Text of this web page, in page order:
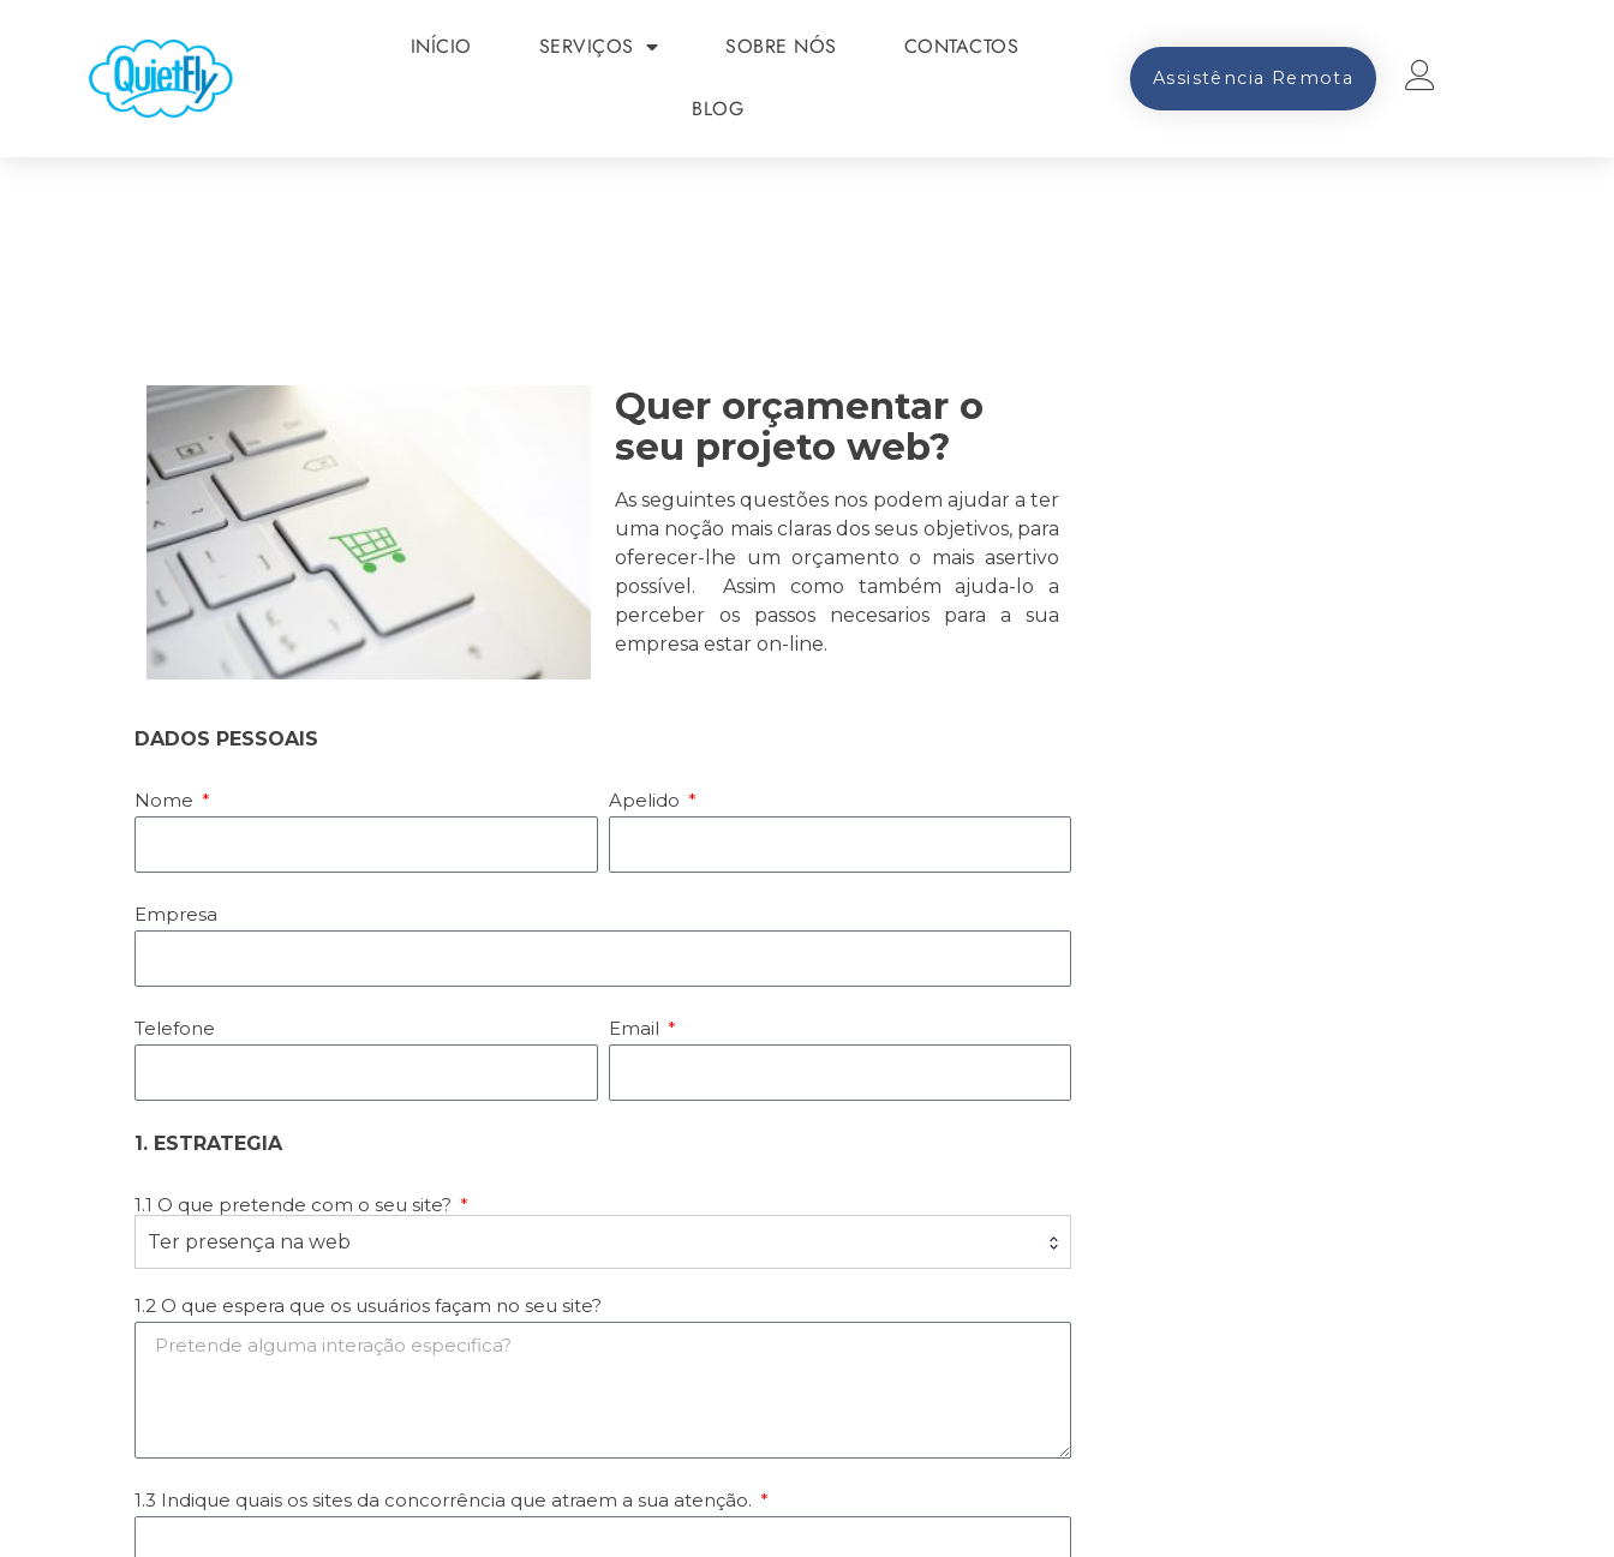
INÍCIO SERVIÇOS SOBRE NÓS CONTACTOS
BLOG
Assistência Remota
Quer orçamentar o
seu projeto web?
As seguintes questões nos podem ajudar a ter
uma noção mais claras dos seus objetivos, para
oferecer-lhe um orçamento o mais asertivo
possível. Assim como também ajuda-lo a
perceber os passos necesarios para a sua
empresa estar on-line.
DADOS PESSOAIS
Nome Apelido
Empresa
Telefone Email
1. ESTRATEGIA
1.1 O que pretende com o seu site?
Ter presença na web
1.2 O que espera que os usuários façam no seu site?
1.3 Indique quais os sites da concorrência que atraem a sua atenção.